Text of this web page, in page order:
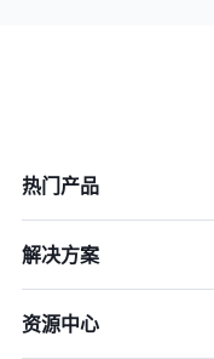
热门产品
解决方案
资源中心